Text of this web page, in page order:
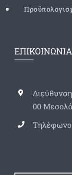
ΕΠΙΚΟΙΝΩΝΙΑ
00